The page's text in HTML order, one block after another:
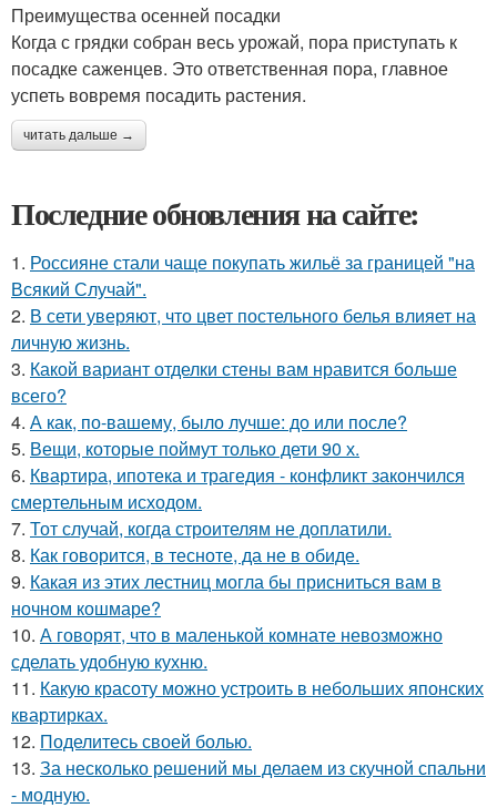
Преимущества осенней посадки
Когда с грядки собран весь урожай, пора приступать к
посадке саженцев. Это ответственная пора, главное
успеть вовремя посадить растения.
читать дальше →
Последние обновления на сайте:
1. Россияне стали чаще покупать жильё за границей "на
Всякий Случай".
2. В сети уверяют, что цвет постельного белья влияет на
личную жизнь.
3. Какой вариант отделки стены вам нравится больше
всего?
4. А как, по-вашему, было лучше: до или после?
5. Вещи, которые поймут только дети 90 х.
6. Квартира, ипотека и трагедия - конфликт закончился
смертельным исходом.
7. Тот случай, когда строителям не доплатили.
8. Как говорится, в тесноте, да не в обиде.
9. Какая из этих лестниц могла бы присниться вам в
ночном кошмаре?
10. А говорят, что в маленькой комнате невозможно
сделать удобную кухню.
11. Какую красоту можно устроить в небольших японских
квартирках.
12. Поделитесь своей болью.
13. За несколько решений мы делаем из скучной спальни
- модную.